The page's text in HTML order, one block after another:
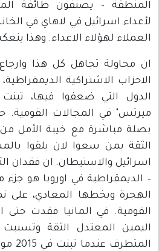
المنطقة – يصنفون طائفة
لأعداء اسرائيل في لاهاي في
العملاء لهؤلاء الاعداء. وهذا
ان محاولة تجاهل كل هذا
الاحزاب الاشتراكية
الدول التي ضعفوا فيها،
ميرتس" في المجالات القومية.
بصلة مباشرة مع خيبة الأمل
الثقة بمن سعوا لان يلقوا
اسرائيل والاستيطان. ان فقدان
– الديمقراطية في اوروبا هو
الهجرة وبخطها المعادي، على
القومية. في المانيا فقدت
اليمين المعتدل الثقة